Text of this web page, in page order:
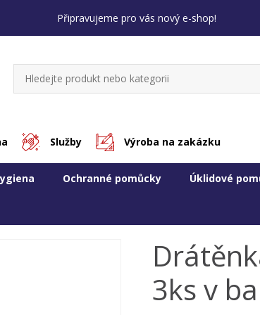
Připravujeme pro vás nový e-shop!
Služby Výroba na zakázku
Ochranné pomůcky Úklidové
3ks v